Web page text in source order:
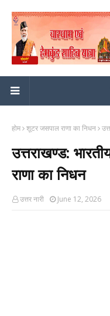
होम शूटर जसपाल राणा का निधन
उत्तराखण्ड:
राणा का निधन
उत्तर नारी June 12, 2026